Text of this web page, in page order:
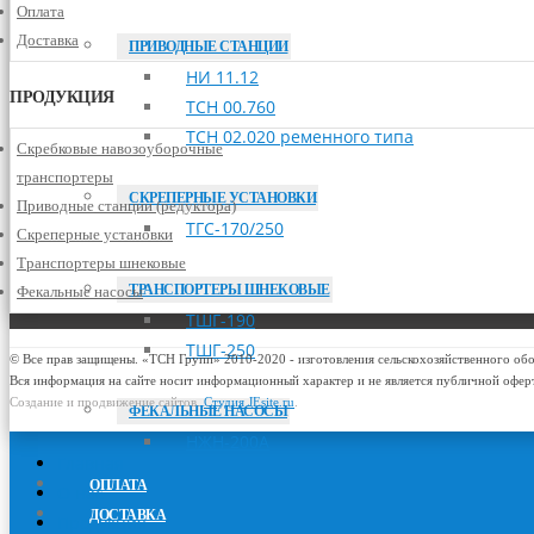
ПРИВОДНЫЕ СТАНЦИИ
НИ 11.12
ТСН 00.760
ТСН 02.020 ременного типа
СКРЕПЕРНЫЕ УСТАНОВКИ
ТГС-170/250
ТРАНСПОРТЕРЫ ШНЕКОВЫЕ
ТШГ-190
ТШГ-250
ФЕКАЛЬНЫЕ НАСОСЫ
НЖН-200А
ОПЛАТА
ДОСТАВКА
Оплата
Доставка
ПРОДУКЦИЯ
Скребковые навозоуборочные
транспортеры
Приводные станции (редуктора)
Скреперные установки
Транспортеры шнековые
Фекальные насосы
© Все прав защищены. «ТСН Групп» 2010-2020 - изготовления сельскохозяйственного
Вся информация на сайте носит информационный характер и не является публичной
Создание и продвижение сайтов. Студия JEsite.ru
О нас
Продукция